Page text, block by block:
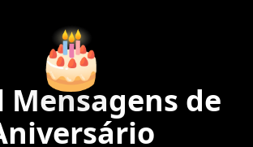
🎂
Mensagens de